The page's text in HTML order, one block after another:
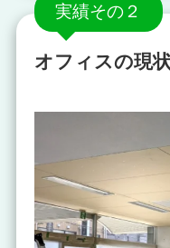
実績その２
オフィスの現